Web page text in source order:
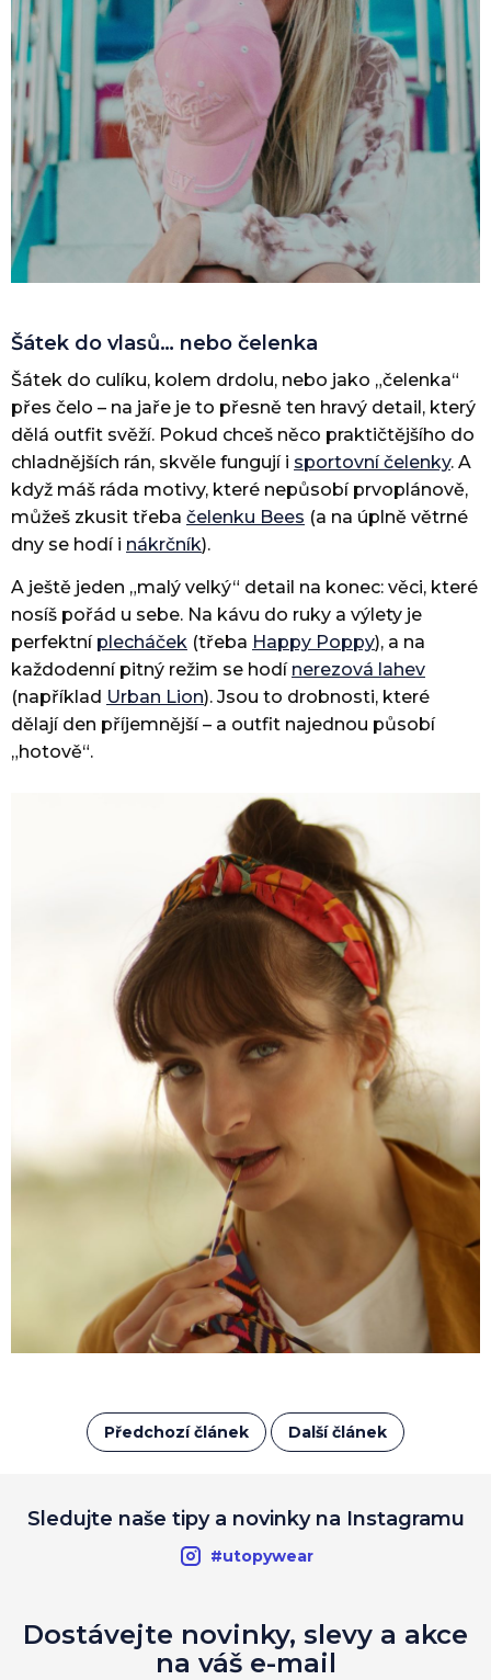
Šátek do vlasů… nebo čelenka
Šátek do culíku, kolem drdolu, nebo jako „čelenka“
přes čelo – na jaře je to přesně ten hravý detail, který
dělá outfit svěží. Pokud chceš něco praktičtějšího do
chladnějších rán, skvěle fungují i sportovní čelenky. A
když máš ráda motivy, které nepůsobí prvoplánově,
můžeš zkusit třeba čelenku Bees (a na úplně větrné
dny se hodí i nákrčník).
A ještě jeden „malý velký“ detail na konec: věci, které
nosíš pořád u sebe. Na kávu do ruky a výlety je
perfektní plecháček (třeba Happy Poppy), a na
každodenní pitný režim se hodí nerezová lahev
(například Urban Lion). Jsou to drobnosti, které
dělají den příjemnější – a outfit najednou působí
„hotově“.
Předchozí článek Další článek
Sledujte naše tipy a novinky na Instagramu
#utopywear
Dostávejte novinky, slevy a akce
na váš e-mail